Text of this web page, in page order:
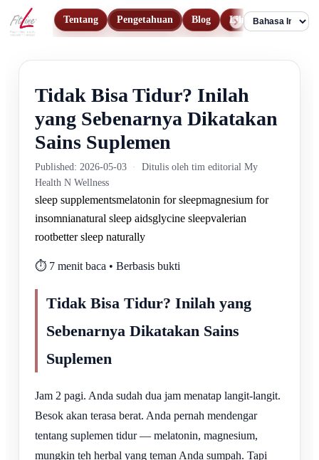
Tentang Pengetahuan Blog Lihat Produk
Language
Tidak Bisa Tidur? Inilah
yang Sebenarnya Dikatakan
Sains Suplemen
Published: 2026-05-03 ·
Ditulis oleh tim editorial My
Health N Wellness
sleep supplementsmelatonin for sleepmagnesium for
insomnianatural sleep aidsglycine sleepvalerian
rootbetter sleep naturally
⏱️ 7 menit baca • Berbasis bukti
Tidak Bisa Tidur? Inilah yang
Sebenarnya Dikatakan Sains
Suplemen
Jam 2 pagi. Anda sudah dua jam menatap langit-langit.
Besok akan terasa berat. Anda pernah mendengar
tentang suplemen tidur — melatonin, magnesium,
mungkin teh herbal yang teman Anda sumpah. Tapi